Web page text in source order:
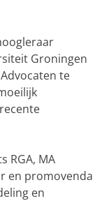
Groningen
te
RGA, MA
en promovenda
en